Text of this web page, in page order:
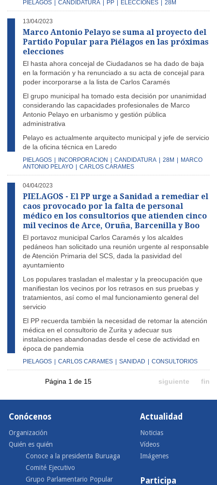
PIELAGOS CANDIDATURA PP ELECCIONES 28M
13/04/2023
Marco Antonio Pelayo se suma al proyecto del
Partido Popular para Piélagos en las próximas
elecciones
El hasta ahora concejal de Ciudadanos se ha dado de baja
en la formación y ha renunciado a su acta de concejal para
poder incorporarse a la lista de Carlos Caramés
El grupo municipal ha tomado esta decisión por unanimidad
considerando las capacidades profesionales de Marco
Antonio Pelayo en urbanismo y gestión pública
administrativa
Pelayo es actualmente arquitecto municipal y jefe de servicio
de la oficina técnica en Laredo
PIELAGOS INCORPORACION CANDIDATURA 28M
MARCO
ANTONIO PELAYO
CARLOS CARAMES
04/04/2023
PIELAGOS - El PP urge a Sanidad a remediar el
caos provocado por la falta de personal
médico en los consultorios que atienden cinco
mil vecinos de Arce, Oruña, Barcenilla y Boo
El portavoz municipal Carlos Caramés y los alcaldes
pedáneos han solicitado una reunión urgente al responsable
de Atención Primaria del SCS, dada la pasividad del
ayuntamiento
Los populares trasladan el malestar y la preocupación que
manifiestan los vecinos por los retrasos en sus pruebas y
tratamientos, así como el mal funcionamiento general del
servicio
El PP recuerda también la necesidad de retomar la atención
médica en el consultorio de Zurita y adecuar sus
instalaciones abandonadas desde el cese de actividad en
época de pandemia
PIELAGOS CARLOS CARAMES SANIDAD CONSULTORIOS
Página 1 de 15 siguiente fin
Conócenos
Organización
Quién es quién
Conoce a la presidenta Buruaga
Comité Ejecutivo
Grupo Parlamentario Popular
Actualidad
Noticias
Vídeos
Imágenes
Participa